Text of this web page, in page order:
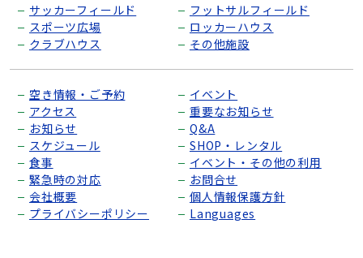
サッカーフィールド
フットサルフィールド
スポーツ広場
ロッカーハウス
クラブハウス
その他施設
空き情報・ご予約
イベント
アクセス
重要なお知らせ
お知らせ
Q&A
スケジュール
SHOP・レンタル
食事
イベント・その他の利用
緊急時の対応
お問合せ
会社概要
個人情報保護方針
プライバシーポリシー
Languages